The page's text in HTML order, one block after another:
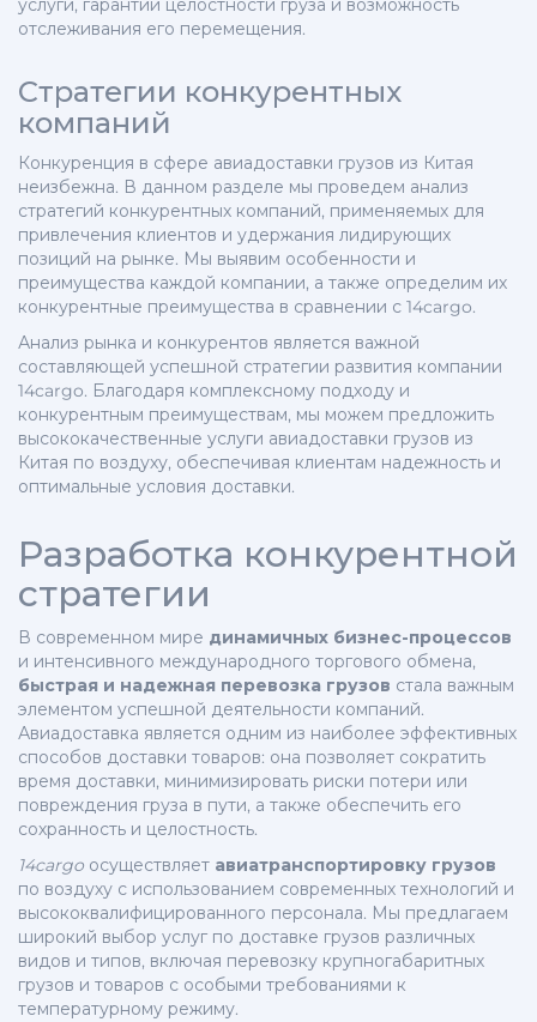
услуги, гарантии целостности груза и возможность
отслеживания его перемещения.
Стратегии конкурентных
компаний
Конкуренция в сфере авиадоставки грузов из Китая
неизбежна. В данном разделе мы проведем анализ
стратегий конкурентных компаний, применяемых для
привлечения клиентов и удержания лидирующих
позиций на рынке. Мы выявим особенности и
преимущества каждой компании, а также определим их
конкурентные преимущества в сравнении с 14cargo.
Анализ рынка и конкурентов является важной
составляющей успешной стратегии развития компании
14cargo. Благодаря комплексному подходу и
конкурентным преимуществам, мы можем предложить
высококачественные услуги авиадоставки грузов из
Китая по воздуху, обеспечивая клиентам надежность и
оптимальные условия доставки.
Разработка конкурентной
стратегии
В современном мире динамичных бизнес-процессов
и интенсивного международного торгового обмена,
быстрая и надежная перевозка грузов стала важным
элементом успешной деятельности компаний.
Авиадоставка является одним из наиболее эффективных
способов доставки товаров: она позволяет сократить
время доставки, минимизировать риски потери или
повреждения груза в пути, а также обеспечить его
сохранность и целостность.
14cargo осуществляет авиатранспортировку грузов
по воздуху с использованием современных технологий и
высококвалифицированного персонала. Мы предлагаем
широкий выбор услуг по доставке грузов различных
видов и типов, включая перевозку крупногабаритных
грузов и товаров с особыми требованиями к
температурному режиму.